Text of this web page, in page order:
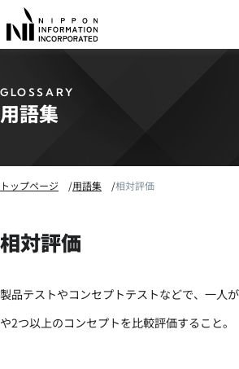
GLOSSARY
用語集
トップページ 用語集 相対評価
相対評価
製品テストやコンセプトテストなどで、一人
や2つ以上のコンセプトを比較評価すること。